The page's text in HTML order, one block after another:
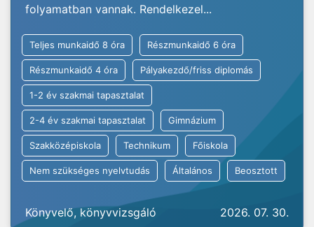
folyamatban vannak. Rendelkezel...
Teljes munkaidő 8 óra Részmunkaidő 6 óra
Részmunkaidő 4 óra Pályakezdő/friss diplomás
1-2 év szakmai tapasztalat
2-4 év szakmai tapasztalat Gimnázium
Szakközépiskola Technikum Főiskola
Nem szükséges nyelvtudás Általános Beosztott
Könyvelő, könyvvizsgáló 2026. 07. 30.